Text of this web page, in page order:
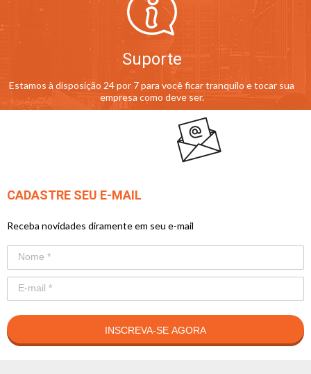
Suporte
Estamos à disposição 24 por 7 para você ficar tranquilo e tocar sua
empresa como deve ser.
CADASTRE SEU E-MAIL
Receba novidades diramente em seu e-mail
INSCREVA-SE AGORA